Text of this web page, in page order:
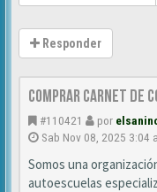
Responder
Comprar Carnet de
#110421 por
Sab Nov 08, 2025 3:04
Somos una
autoescuelas